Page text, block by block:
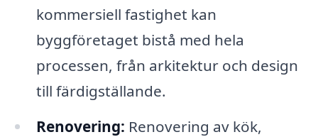
kommersiell fastighet kan
byggföretaget bistå med hela
processen, från arkitektur och design
till färdigställande.
Renovering: Renovering av kök,